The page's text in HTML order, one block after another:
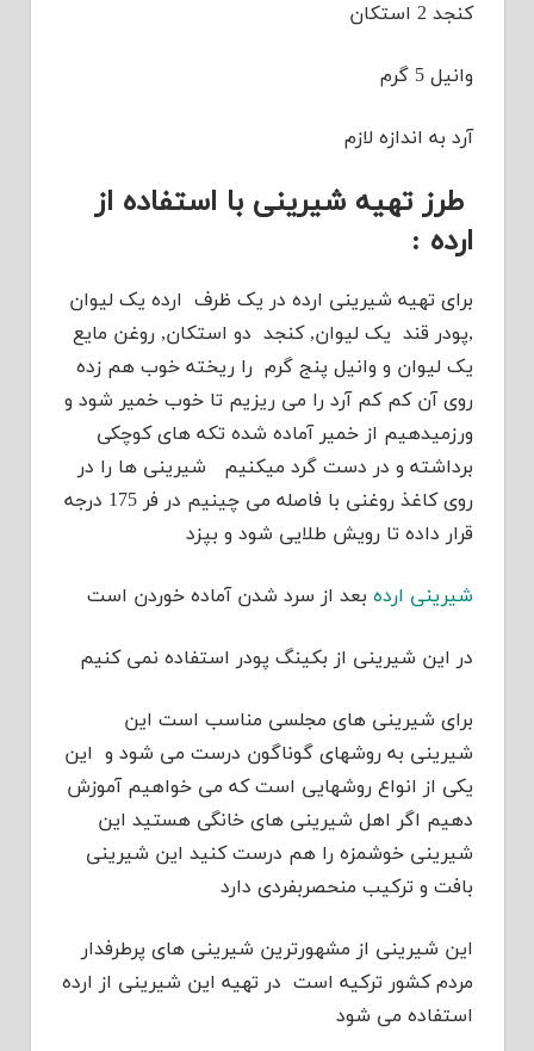
کنجد 2 استکان
وانیل 5 گرم
آرد به اندازه لازم
طرز تهیه شیرینی با استفاده از
ارده :
برای تهیه شیرینی ارده در یک ظرف ارده یک لیوان
,پودر قند یک لیوان, کنجد دو استکان, روغن مایع
یک لیوان و وانیل پنج گرم را ریخته خوب هم زده
روی آن کم کم آرد را می ریزیم تا خوب خمیر شود و
ورزمیدهیم از خمیر آماده شده تکه های کوچکی
برداشته و در دست گرد میکنیم شیرینی ها را در
روی کاغذ روغنی با فاصله می چینیم در فر 175 درجه
قرار داده تا رویش طلایی شود و بپزد
شیرینی ارده بعد از سرد شدن آماده خوردن است
در این شیرینی از بکینگ پودر استفاده نمی کنیم
برای شیرینی های مجلسی مناسب است این
شیرینی به روشهای گوناگون درست می شود و این
یکی از انواع روشهایی است که می خواهیم آموزش
دهیم اگر اهل شیرینی های خانگی هستید این
شیرینی خوشمزه را هم درست کنید این شیرینی
بافت و ترکیب منحصربفردی دارد
این شیرینی از مشهورترین شیرینی های پرطرفدار
مردم کشور ترکیه است در تهیه این شیرینی از ارده
استفاده می شود